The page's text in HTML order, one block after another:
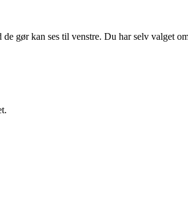
gør kan ses til venstre. Du har selv valget